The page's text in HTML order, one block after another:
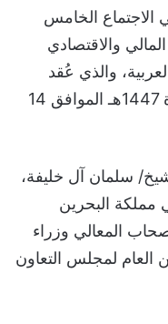
الاجتماع الخامس
والاقتصادي
والذي عُقد
افتراضياً يوم الخميس 27 ذو القعدة 1447هـ الموافق 14
سلمان آل خليفة،
مملكة البحرين
المعالي وزراء
العام لمجلس التعاون